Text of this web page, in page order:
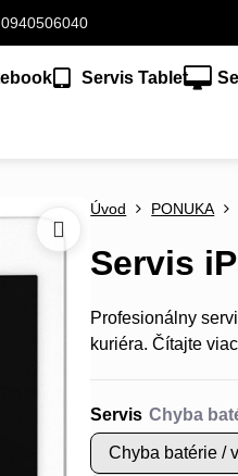
Servis Tablet
Úvod PONUKA
Servis
Profesionálny
kuriéra.Čítajte viac
Servis
Chyba batérie /